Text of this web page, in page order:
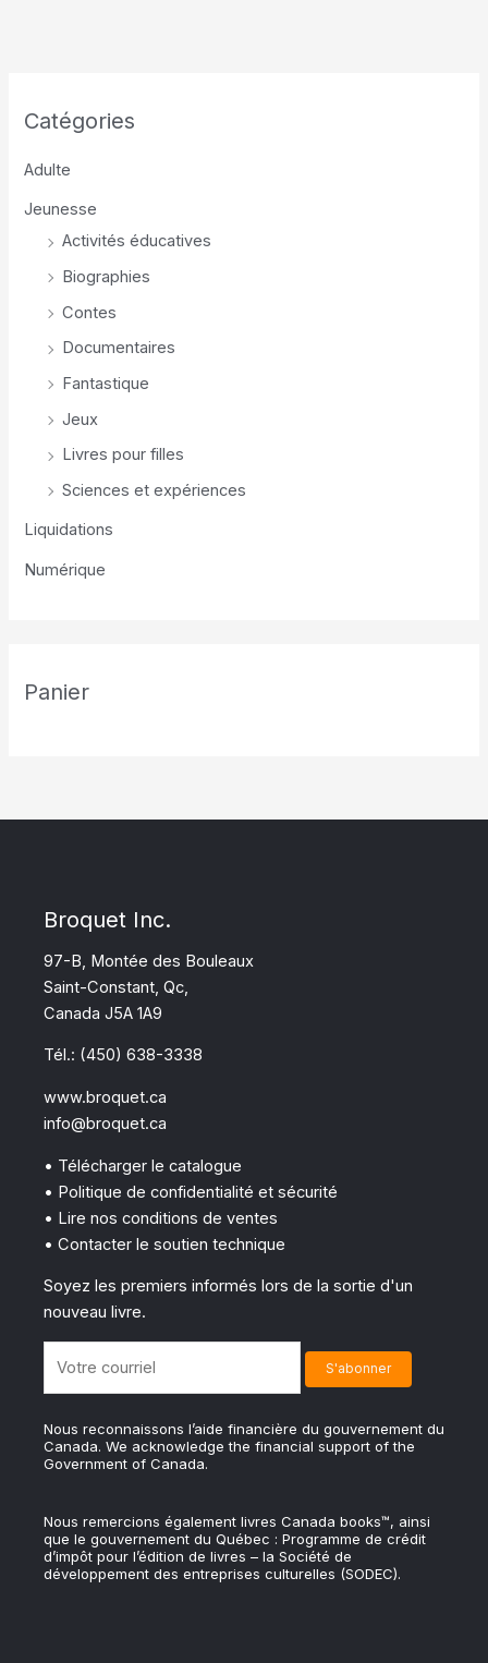
Catégories
Adulte
Jeunesse
Activités éducatives
Biographies
Contes
Documentaires
Fantastique
Jeux
Livres pour filles
Sciences et expériences
Liquidations
Numérique
Panier
Broquet Inc.
97-B, Montée des Bouleaux
Saint-Constant, Qc,
Canada J5A 1A9
Tél.: (450) 638-3338
www.broquet.ca
info@broquet.ca
• Télécharger le catalogue
• Politique de confidentialité et sécurité
• Lire nos conditions de ventes
• Contacter le soutien technique
Soyez les premiers informés lors de la sortie d'un
nouveau livre.
Nous reconnaissons l’aide financière du gouvernement du
Canada. We acknowledge the financial support of the
Government of Canada.
Nous remercions également livres Canada books™, ainsi
que le gouvernement du Québec : Programme de crédit
d’impôt pour l’édition de livres – la Société de
développement des entreprises culturelles (SODEC).